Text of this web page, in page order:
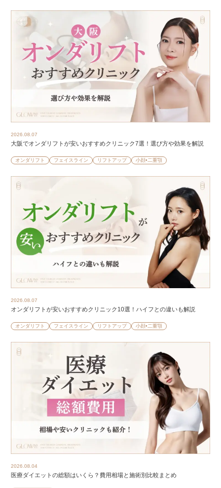
2026.08.07
大阪でオンダリフトが安いおすすめクリニック7選！選び方や効果を解説
オンダリフト フェイスライン リフトアップ 小顔•二重顎
2026.08.07
オンダリフトが安いおすすめクリニック10選！ハイフとの違いも解説
オンダリフト フェイスライン リフトアップ 小顔•二重顎
2026.08.04
医療ダイエットの総額はいくら？費用相場と施術別比較まとめ